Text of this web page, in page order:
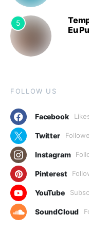
5
Eu
FOLLOW US
Facebook
Twitter
Instagram
Pinterest
YouTube
SoundCloud